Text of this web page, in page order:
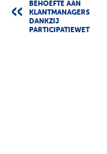
BEHOEFTE AAN
KLANTMANAGERS
DANKZIJ
PARTICIPATIEWET